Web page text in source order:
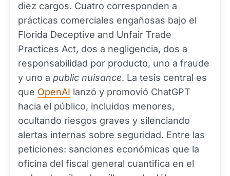
diez cargos. Cuatro corresponden a
prácticas comerciales engañosas bajo el
Florida Deceptive and Unfair Trade
Practices Act, dos a negligencia, dos a
responsabilidad por producto, uno a fraude
y uno a public nuisance. La tesis central es
que OpenAI lanzó y promovió ChatGPT
hacia el público, incluidos menores,
ocultando riesgos graves y silenciando
alertas internas sobre seguridad. Entre las
peticiones: sanciones económicas que la
oficina del fiscal general cuantifica en el